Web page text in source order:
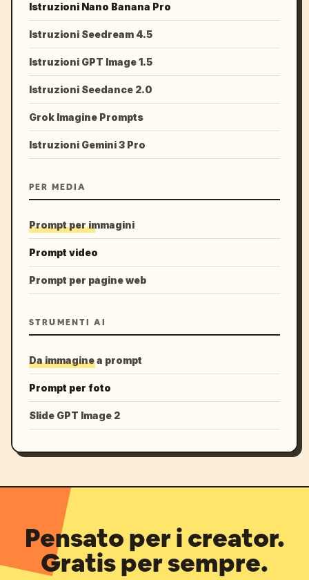
Istruzioni Nano Banana Pro
Istruzioni Seedream 4.5
Istruzioni GPT Image 1.5
Istruzioni Seedance 2.0
Grok Imagine Prompts
Istruzioni Gemini 3 Pro
PER MEDIA
Prompt per immagini
Prompt video
Prompt per pagine web
STRUMENTI AI
Da immagine a prompt
Prompt per foto
Slide GPT Image 2
Pensato per i creator.
Gratis per sempre.